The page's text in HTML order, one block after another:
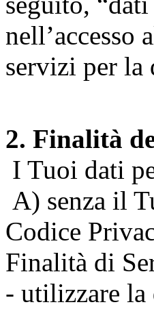
nell’accesso
servizi per
2. Finalità
I Tuoi dati
A) senza il
Codice
Finalità di
- utilizzare